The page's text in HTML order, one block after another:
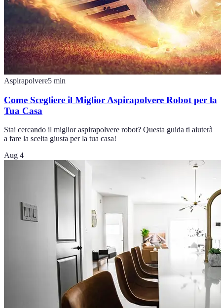
Aspirapolvere5 min
Come Scegliere il Miglior Aspirapolvere Robot per la
Tua Casa
Stai cercando il miglior aspirapolvere robot? Questa guida ti aiuterà
a fare la scelta giusta per la tua casa!
Aug 4